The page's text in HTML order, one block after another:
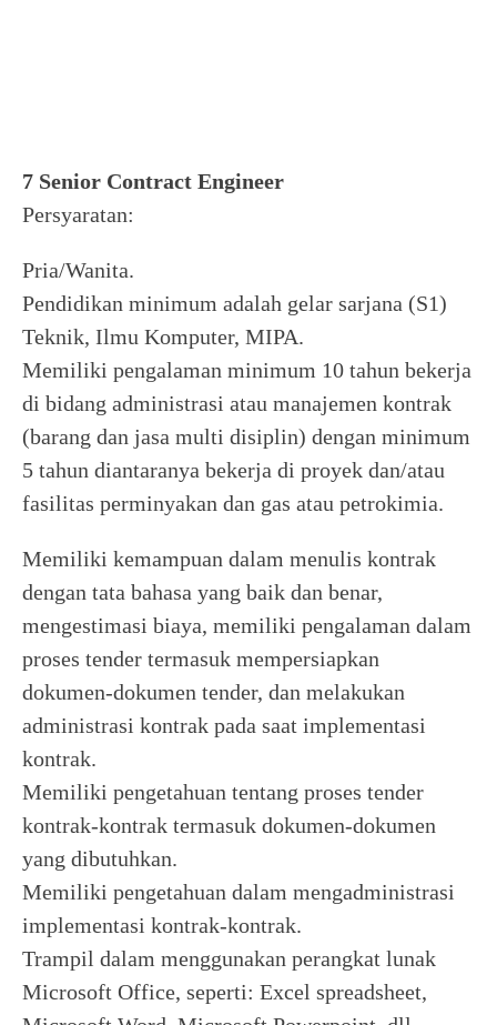
7 Senior Contract Engineer
Persyaratan:
Pria/Wanita.
Pendidikan minimum adalah gelar sarjana (S1)
Teknik, Ilmu Komputer, MIPA.
Memiliki pengalaman minimum 10 tahun bekerja
di bidang administrasi atau manajemen kontrak
(barang dan jasa multi disiplin) dengan minimum
5 tahun diantaranya bekerja di proyek dan/atau
fasilitas perminyakan dan gas atau petrokimia.
Memiliki kemampuan dalam menulis kontrak
dengan tata bahasa yang baik dan benar,
mengestimasi biaya, memiliki pengalaman dalam
proses tender termasuk mempersiapkan
dokumen-dokumen tender, dan melakukan
administrasi kontrak pada saat implementasi
kontrak.
Memiliki pengetahuan tentang proses tender
kontrak-kontrak termasuk dokumen-dokumen
yang dibutuhkan.
Memiliki pengetahuan dalam mengadministrasi
implementasi kontrak-kontrak.
Trampil dalam menggunakan perangkat lunak
Microsoft Office, seperti: Excel spreadsheet,